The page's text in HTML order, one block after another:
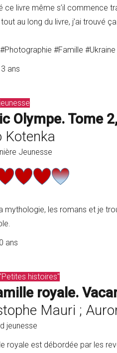
ce livre même s’il commence
au long du livre, j’ai trouvé
#Famille
ans
Olympe. Tome
Kotenka
Jeunesse
mythologie, les romans et je
ans
histoires"
royale.
Mauri ;
jeunesse
royale est débordée par les